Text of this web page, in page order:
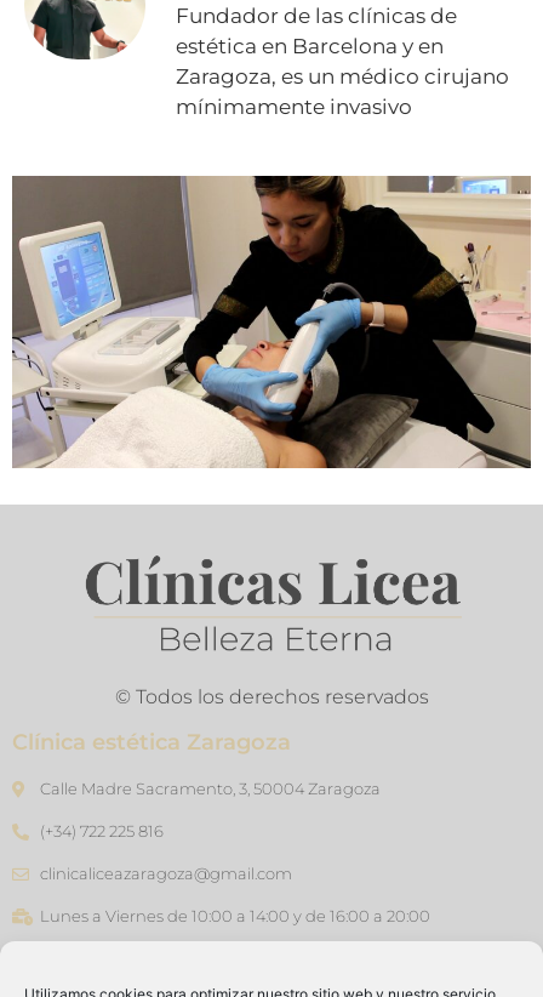
Fundador de las clínicas de
estética en Barcelona y en
Zaragoza, es un médico cirujano
mínimamente invasivo
© Todos los derechos reservados
Clínica estética Zaragoza
Calle Madre Sacramento, 3, 50004 Zaragoza
(+34) 722 225 816
clinicaliceazaragoza@gmail.com
Lunes a Viernes de 10:00 a 14:00 y de 16:00 a 20:00